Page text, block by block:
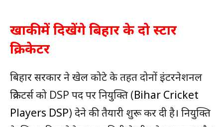
खाकी में दिखेंगे बिहार के दो स्टार
क्रिकेटर
बिहार सरकार ने खेल कोटे के तहत दोनों इंटरनेशनल
क्रिकेटर्स को DSP पद पर नियुक्ति (Bihar Cricket
Players DSP) देने की तैयारी शुरू कर दी है। नियुक्ति